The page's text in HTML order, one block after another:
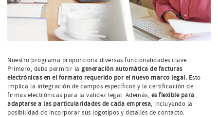
Nuestro programa proporciona diversas funcionalidades clave.
Primero, debe permitir la generación automática de facturas
electrónicas en el formato requerido por el nuevo marco legal. Esto
implica la integración de campos específicos y la certificación de
firmas electrónicas para la validez legal. Además, es flexible para
adaptarse a las particularidades de cada empresa, incluyendo la
posibilidad de incorporar sus logotipos y detalles de contacto.